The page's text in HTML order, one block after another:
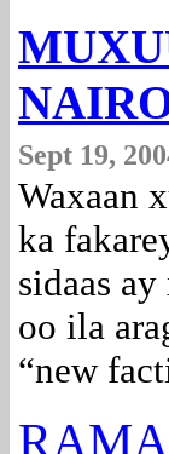
Sept 19,
Waxaan
ka
sidaas
oo ila
“new